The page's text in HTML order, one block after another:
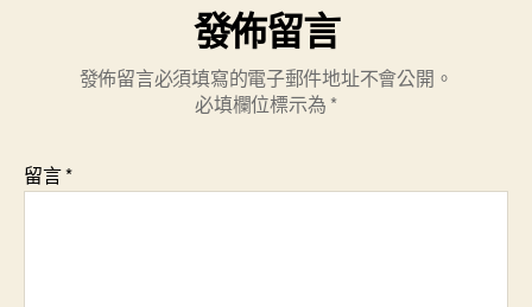
發佈留言
發佈留言必須填寫的電子郵件地址不會公開。
必填欄位標示為 *
留言*